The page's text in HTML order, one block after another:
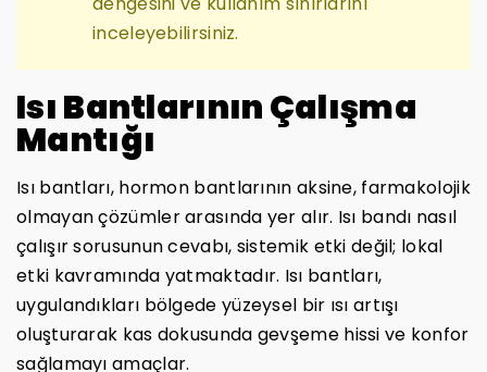
inceleyebilirsiniz.
Isı Bantlarının Çalışma
Mantığı
Isı bantları, hormon bantlarının aksine, farmakolojik
olmayan çözümler arasında yer alır. Isı bandı nasıl
çalışır sorusunun cevabı, sistemik etki değil; lokal
etki kavramında yatmaktadır. Isı bantları,
uygulandıkları bölgede yüzeysel bir ısı artışı
oluşturarak kas dokusunda gevşeme hissi ve konfor
sağlamayı amaçlar.